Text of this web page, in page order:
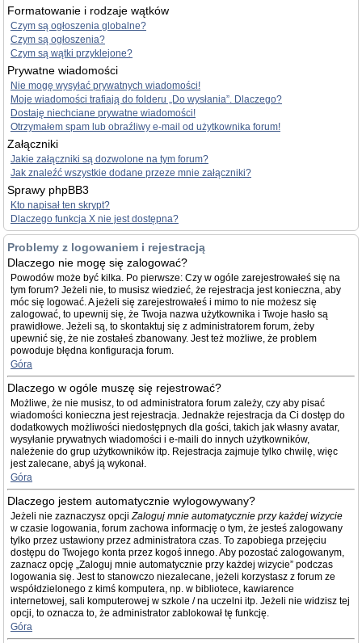
Formatowanie i rodzaje wątków
Czym są ogłoszenia globalne?
Czym są ogłoszenia?
Czym są wątki przyklejone?
Prywatne wiadomości
Nie mogę wysyłać prywatnych wiadomości!
Moje wiadomości trafiają do folderu „Do wysłania”. Dlaczego?
Dostaję niechciane prywatne wiadomości!
Otrzymałem spam lub obraźliwy e-mail od użytkownika forum!
Załączniki
Jakie załączniki są dozwolone na tym forum?
Jak znaleźć wszystkie dodane przeze mnie załączniki?
Sprawy phpBB3
Kto napisał ten skrypt?
Dlaczego funkcja X nie jest dostępna?
Problemy z logowaniem i rejestracją
Dlaczego nie mogę się zalogować?
Powodów może być kilka. Po pierwsze: Czy w ogóle zarejestrowałeś się na
tym forum? Jeżeli nie, to musisz wiedzieć, że rejestracja jest konieczna, aby
móc się logować. A jeżeli się zarejestrowałeś i mimo to nie możesz się
zalogować, to upewnij się, że Twoja nazwa użytkownika i Twoje hasło są
prawidłowe. Jeżeli są, to skontaktuj się z administratorem forum, żeby
upewnić się, że nie zostałeś zbanowany. Jest też możliwe, że problem
powoduje błędna konfiguracja forum.
Góra
Dlaczego w ogóle muszę się rejestrować?
Możliwe, że nie musisz, to od administratora forum zależy, czy aby pisać
wiadomości konieczna jest rejestracja. Jednakże rejestracja da Ci dostęp do
dodatkowych możliwości niedostępnych dla gości, takich jak własny avatar,
wysyłanie prywatnych wiadomości i e-maili do innych użytkowników,
należenie do grup użytkowników itp. Rejestracja zajmuje tylko chwilę, więc
jest zalecane, abyś ją wykonał.
Góra
Dlaczego jestem automatycznie wylogowywany?
Jeżeli nie zaznaczysz opcjiZaloguj mnie automatycznie przy każdej wizycie
w czasie logowania, forum zachowa informację o tym, że jesteś zalogowany
tylko przez ustawiony przez administratora czas. To zapobiega przejęciu
dostępu do Twojego konta przez kogoś innego. Aby pozostać zalogowanym,
zaznacz opcję „Zaloguj mnie automatycznie przy każdej wizycie” podczas
logowania się. Jest to stanowczo niezalecane, jeżeli korzystasz z forum ze
współdzielonego z kimś komputera, np. w bibliotece, kawiarence
internetowej, sali komputerowej w szkole / na uczelni itp. Jeżeli nie widzisz tej
opcji, to oznacza to, że administrator zablokował tę funkcję.
Góra